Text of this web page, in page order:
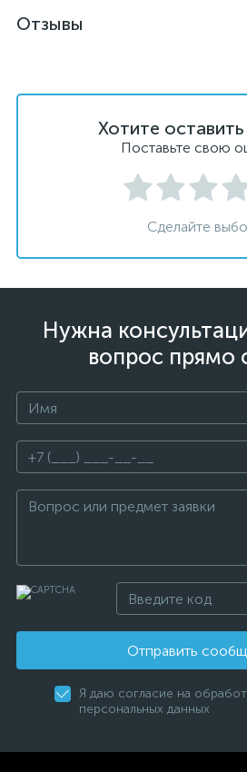
Отзывы
Хотите
Поставьте свою
Сделайте
Нужна
вопрос прямо
Отправить
Я даю согласие на
персональных данных